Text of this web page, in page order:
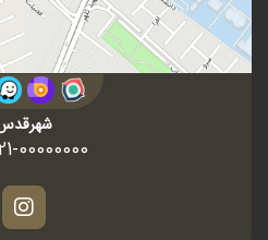
00000000